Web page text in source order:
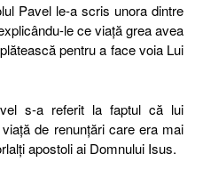
Pavel le-a scris unora dintre
le ce viață grea avea
pentru a face voia Lui
s-a referit la faptul că lui
de renunțări care era mai
apostoli ai Domnului Isus.